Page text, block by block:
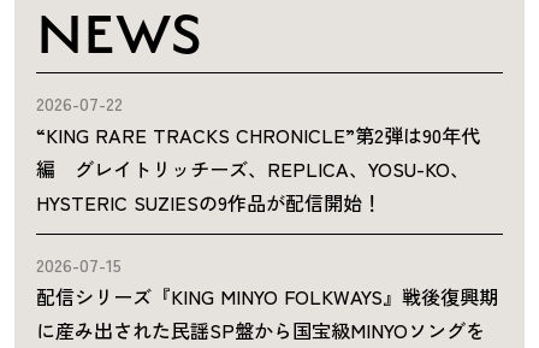
NEWS
2026-07-22
“KING RARE TRACKS CHRONICLE”第2弾は90年代
編 グレイトリッチーズ、REPLICA、YOSU-KO、
HYSTERIC SUZIESの9作品が配信開始！
2026-07-15
配信シリーズ『KING MINYO FOLKWAYS』戦後復興期
に産み出された民謡SP盤から国宝級MINYOソングを